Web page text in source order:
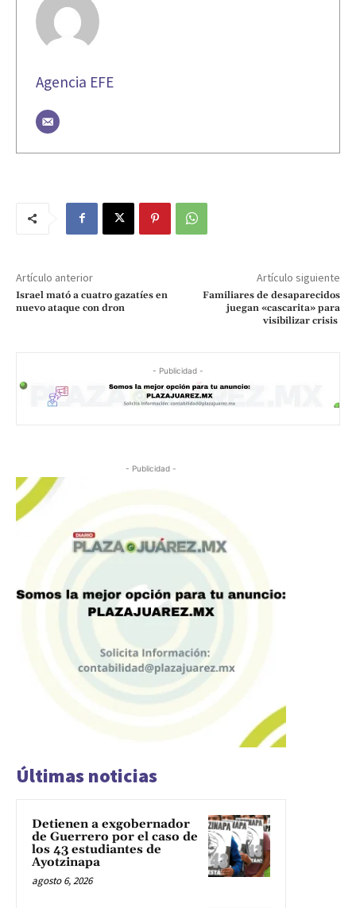
Agencia EFE
Artículo anterior
Israel mató a cuatro gazatíes en
nuevo ataque con dron
Artículo siguiente
Familiares de desaparecidos
juegan «cascarita» para
visibilizar crisis
- Publicidad -
- Publicidad -
Últimas noticias
Detienen a exgobernador
de Guerrero por el caso de
los 43 estudiantes de
Ayotzinapa
agosto 6, 2026